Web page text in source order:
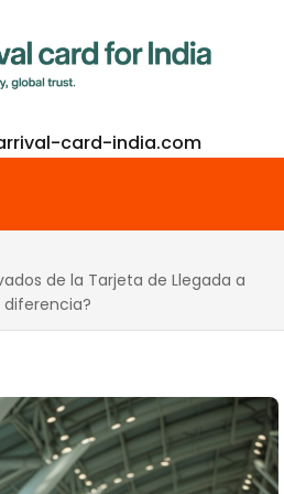
card-india.com
de la Tarjeta de Llegada a
diferencia?